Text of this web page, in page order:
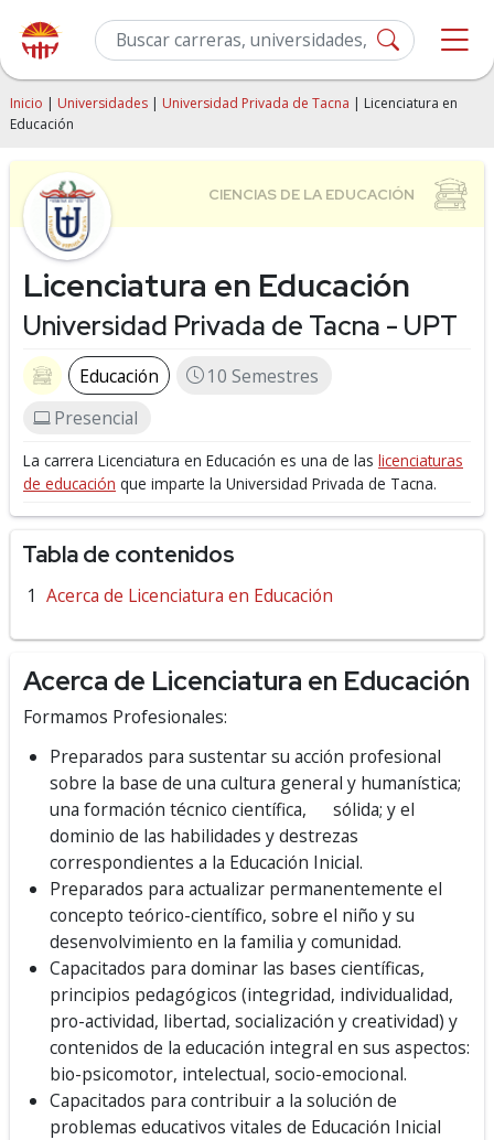
Inicio | Universidades | Universidad Privada de Tacna | Licenciatura en
Educación
Licenciatura en Educación
Universidad Privada de Tacna - UPT
Educación
10 Semestres
Presencial
La carrera Licenciatura en Educación es una de las licenciaturas
de educación que imparte la Universidad Privada de Tacna.
Tabla de contenidos
Acerca de Licenciatura en Educación
Acerca de Licenciatura en Educación
Formamos Profesionales:
Preparados para sustentar su acción profesional
sobre la base de una cultura general y humanística;
una formación técnico científica, sólida; y el
dominio de las habilidades y destrezas
correspondientes a la Educación Inicial.
Preparados para actualizar permanentemente el
concepto teórico-científico, sobre el niño y su
desenvolvimiento en la familia y comunidad.
Capacitados para dominar las bases científicas,
principios pedagógicos (integridad, individualidad,
pro-actividad, libertad, socialización y creatividad) y
contenidos de la educación integral en sus aspectos:
bio-psicomotor, intelectual, socio-emocional.
Capacitados para contribuir a la solución de
problemas educativos vitales de Educación Inicial